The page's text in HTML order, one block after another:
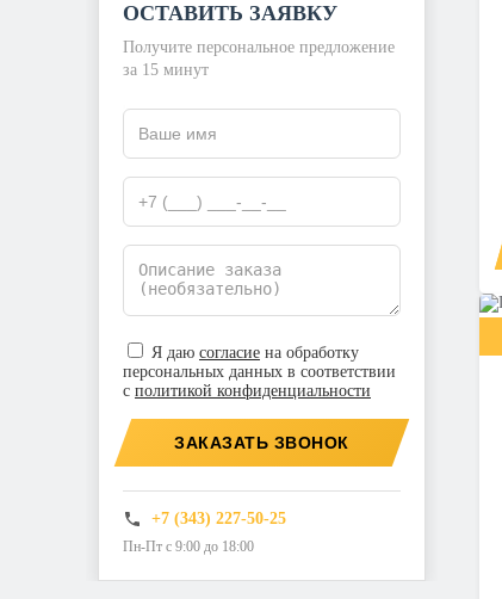
ОСТАВИТЬ ЗАЯВКУ
Получите персональное предложение
за 15 минут
Я даю согласие на обработку
персональных данных в соответствии
с политикой конфиденциальности
ЗАКАЗАТЬ ЗВОНОК
+7 (343) 227-50-25
Пн-Пт с 9:00 до 18:00